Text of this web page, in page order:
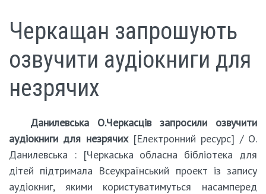
Черкащан запрошують
озвучити аудіокниги для
незрячих
Данилевська О.Черкасців запросили озвучити
аудіокниги для незрячих[Електронний ресурс] / О.
Данилевська : [Черкаська обласна бібліотека для
дітей підтримала Всеукраїнський проект із запису
аудіокниг, якими користуватимуться насамперед